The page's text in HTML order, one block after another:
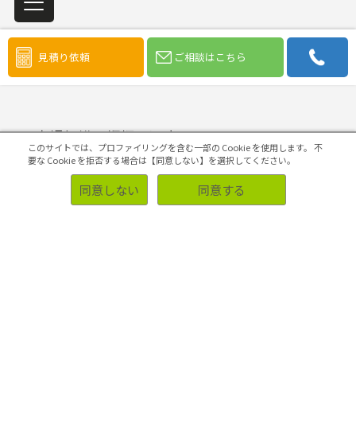
見積り依頼 ご相談はこちら
市場機会の発見
市場規模の把握・選定
コンセプトの開発・評価
このサイトでは、プロファイリングを含む一部の Cookie を使用します。 不
要な Cookie を拒否する場合は【同意しない】を選択してください。
同意しない 同意する